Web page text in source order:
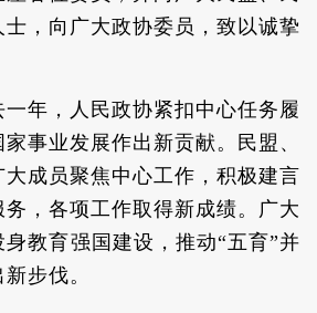
，向广大政协委员，致以诚挚
年，人民政协紧扣中心任务履
事业发展作出新贡献。民盟、
大成员聚焦中心工作，积极建言
，各项工作取得新成绩。广大
教育强国建设，推动“五育”并
步伐。